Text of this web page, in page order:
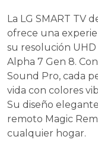
La LG SMART TV
ofrece una
su resolución UHD
Alpha 7 Gen 8.
Sound Pro, cada
vida con colores
Su diseño
remoto Magic
cualquier hogar.